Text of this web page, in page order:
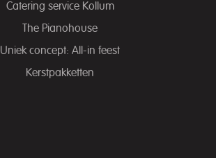
Catering service Kollum
The Pianohouse
Uniek concept: All-in feest
Kerstpakketten